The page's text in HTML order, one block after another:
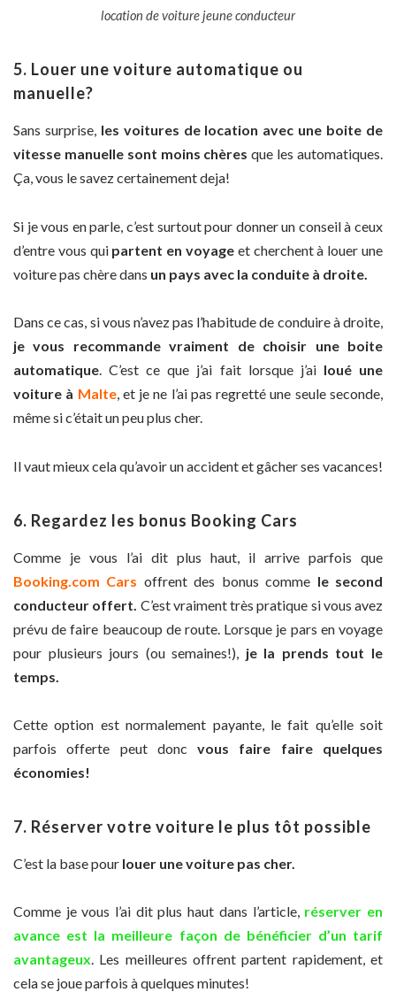
location de voiture jeune conducteur
5. Louer une voiture automatique ou
manuelle?
Sans surprise,les voitures de location avec une boite de
vitesse manuelle sont moins chères que les automatiques.
Ça, vous le savez certainement deja!
Si je vous en parle, c’est surtout pour donner un conseil à ceux
d’entre vous quipartent en voyage et cherchent à louer une
voiture pas chère dans un pays avec la conduite à droite.
Dans ce cas, si vous n’avez pas l’habitude de conduire à droite,
je vous recommande vraiment de choisir une boite
automatique. C’est ce que j’ai fait lorsque j’ai loué une
voiture à Malte, et je ne l’ai pas regretté une seule seconde,
même si c’était un peu plus cher.
Il vaut mieux cela qu’avoir un accident et gâcher ses vacances!
6. Regardez les bonus Booking Cars
Comme je vous l’ai dit plus haut, il arrive parfois que
Booking.com Cars offrent des bonus comme le second
conducteur offert. C’est vraiment très pratique si vous avez
prévu de faire beaucoup de route. Lorsque je pars en voyage
pour plusieurs jours (ou semaines!),
je la prends tout le
temps.
Cette option est normalement payante, le fait qu’elle soit
parfois offerte peut doncvous faire faire quelques
économies!
7. Réserver votre voiture le plus tôt possible
C’est la base pour louer une voiture pas cher.
Comme je vous l’ai dit plus haut dans l’article, réserver en
avance est la meilleure façon de bénéficier d’un tarif
avantageux. Les meilleures offrent partent rapidement, et
cela se joue parfois à quelques minutes!